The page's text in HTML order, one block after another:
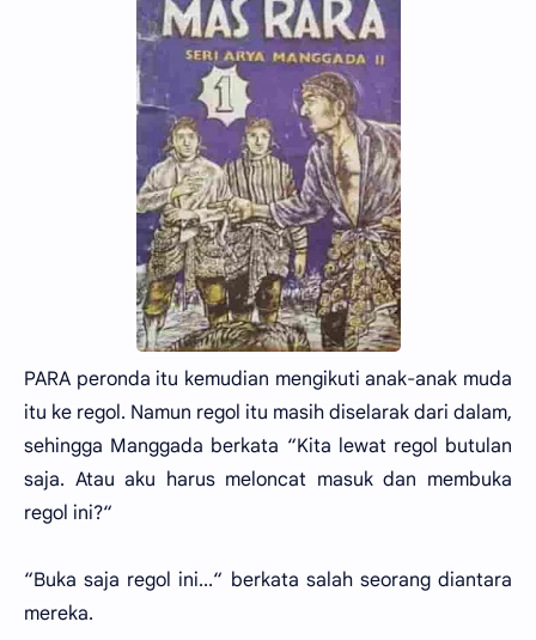
PARA peronda itu kemudian mengikuti anak-anak muda
itu ke regol. Namun regol itu masih diselarak dari dalam,
sehingga Manggada berkata “Kita lewat regol butulan
saja. Atau aku harus meloncat masuk dan membuka
regol ini?“
“Buka saja regol ini...“ berkata salah seorang diantara
mereka.